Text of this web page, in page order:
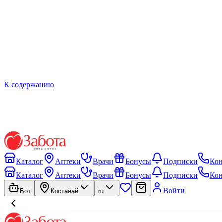
К содержанию
Каталог Аптеки Врачи Бонусы Подписки
Каталог
Аптеки Врачи Бонусы Подписки
Бот Костанай ru Войти